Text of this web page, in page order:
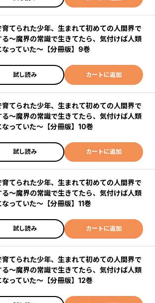
育てられた少年、生まれて初めての人間界で
る～魔界の常識で生きてたら、気付けば人類
なっていた～【分冊版】9巻
試し読み
カートに追加
育てられた少年、生まれて初めての人間界で
る～魔界の常識で生きてたら、気付けば人類
なっていた～【分冊版】10巻
試し読み
カートに追加
育てられた少年、生まれて初めての人間界で
る～魔界の常識で生きてたら、気付けば人類
っていた～【分冊版】11巻
試し読み
カートに追加
育てられた少年、生まれて初めての人間界で
る～魔界の常識で生きてたら、気付けば人類
っていた～【分冊版】12巻